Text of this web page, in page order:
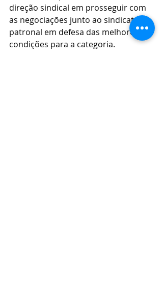
direção sindical em prosseguir com
as negociações junto ao sindicato
patronal em defesa das melhores
condições para a categoria.